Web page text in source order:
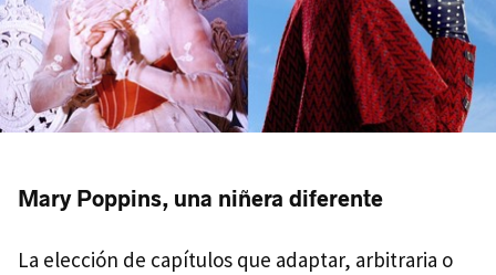
Mary Poppins, una niñera diferente
La elección de capítulos que adaptar, arbitraria o